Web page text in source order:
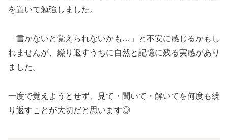
を置いて勉強しました。
「書かないと覚えられないかも…」と不安に感じるかもし
れませんが、繰り返すうちに自然と記憶に残る実感があり
ました。
一度で覚えようとせず、見て・聞いて・解いてを何度も繰
り返すことが大切だと思います◎